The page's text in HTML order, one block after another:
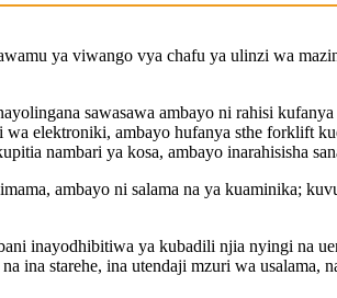
ya viwango vya chafu ya ulinzi wa
sawasawa ambayo ni rahisi
elektroniki, ambayo hufanya sthe forklift
nambari ya kosa, ambayo inarahisisha
ambayo ni salama na ya kuaminika;
inayodhibitiwa ya kubadili njia nyingi na
ina starehe, ina utendaji mzuri wa usalama,